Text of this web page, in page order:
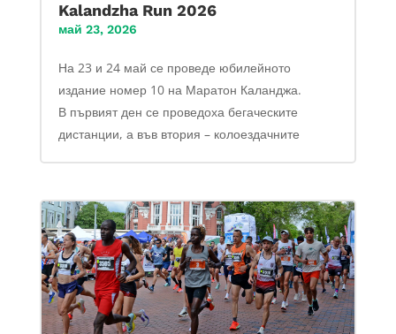
Kalandzha Run 2026
май 23, 2026
На 23 и 24 май се проведе юбилейното
издание номер 10 на Маратон Каланджа.
В първият ден се проведоха бегаческите
дистанции, а във втория – колоездачните